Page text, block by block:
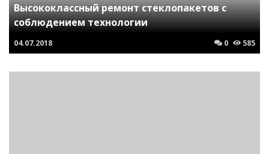
Высококлассный ремонт стеклопакетов с
соблюдением технологии
04.07.2018 0 585